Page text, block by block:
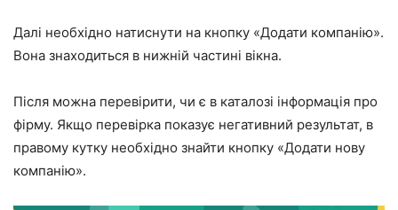
Далі необхідно натиснути на кнопку «Додати компанію».
Вона знаходиться в нижній частині вікна.
Після можна перевірити, чи є в каталозі інформація про
фірму. Якщо перевірка показує негативний результат, в
правому кутку необхідно знайти кнопку «Додати нову
компанію».